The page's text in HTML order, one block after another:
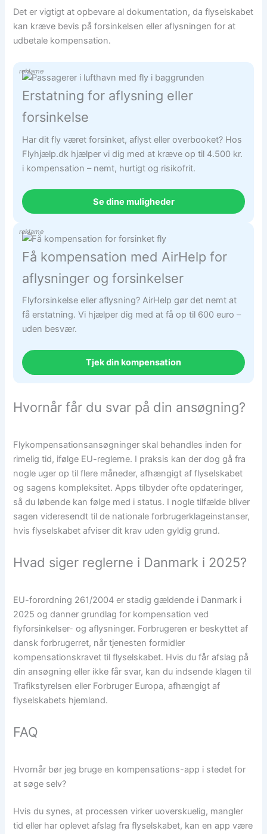
Det er vigtigt at opbevare al dokumentation, da flyselskabet
kan kræve bevis på forsinkelsen eller aflysningen for at
udbetale kompensation.
reklame
Erstatning for aflysning eller
forsinkelse
Har dit fly været forsinket, aflyst eller overbooket? Hos
Flyhjælp.dk hjælper vi dig med at kræve op til 4.500 kr.
i kompensation – nemt, hurtigt og risikofrit.
Se dine muligheder
reklame
Få kompensation med AirHelp for
aflysninger og forsinkelser
Flyforsinkelse eller aflysning? AirHelp gør det nemt at
få erstatning. Vi hjælper dig med at få op til 600 euro –
uden besvær.
Tjek din kompensation
Hvornår får du svar på din ansøgning?
Flykompensationsansøgninger skal behandles inden for
rimelig tid, ifølge EU-reglerne. I praksis kan der dog gå fra
nogle uger op til flere måneder, afhængigt af flyselskabet
og sagens kompleksitet. Apps tilbyder ofte opdateringer,
så du løbende kan følge med i status. I nogle tilfælde bliver
sagen videresendt til de nationale forbrugerklageinstanser,
hvis flyselskabet afviser dit krav uden gyldig grund.
Hvad siger reglerne i Danmark i 2025?
EU-forordning 261/2004 er stadig gældende i Danmark i
2025 og danner grundlag for kompensation ved
flyforsinkelser- og aflysninger. Forbrugeren er beskyttet af
dansk forbrugerret, når tjenesten formidler
kompensationskravet til flyselskabet. Hvis du får afslag på
din ansøgning eller ikke får svar, kan du indsende klagen til
Trafikstyrelsen eller Forbruger Europa, afhængigt af
flyselskabets hjemland.
FAQ
Hvornår bør jeg bruge en kompensations-app i stedet for
at søge selv?
Hvis du synes, at processen virker uoverskuelig, mangler
tid eller har oplevet afslag fra flyselskabet, kan en app være